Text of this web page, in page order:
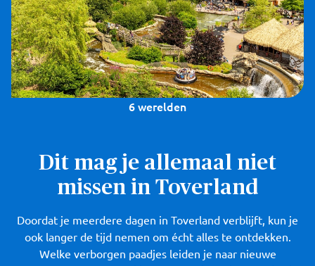
6 werelden
Dit mag je allemaal niet
missen in Toverland
Doordat je meerdere dagen in Toverland verblijft, kun je
ook langer de tijd nemen om écht alles te ontdekken.
Welke verborgen paadjes leiden je naar nieuwe